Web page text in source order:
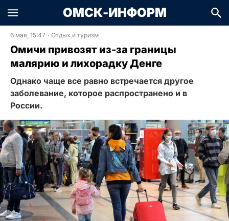
ОМСК-ИНФОРМ
6 мая, 15:47 · Отдых и туризм
Омичи привозят из-за границы
малярию и лихорадку Денге
Однако чаще все равно встречается другое
заболевание, которое распространено и в
России.